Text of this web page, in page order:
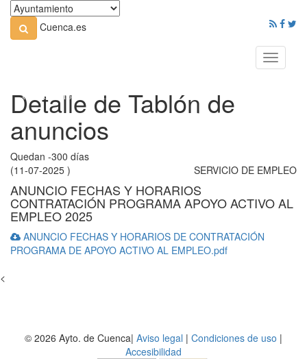
Cuenca.es
Toggle
Detalle de Tablón de
anuncios
Quedan -300 días
(11-07-2025 )
SERVICIO DE EMPLEO
ANUNCIO FECHAS Y HORARIOS
CONTRATACIÓN PROGRAMA APOYO ACTIVO AL
EMPLEO 2025
ANUNCIO FECHAS Y HORARIOS DE CONTRATACIÓN
PROGRAMA DE APOYO ACTIVO AL EMPLEO.pdf
<
© 2026 Ayto. de Cuenca| Aviso legal | Condiciones de uso |
Accesibilidad